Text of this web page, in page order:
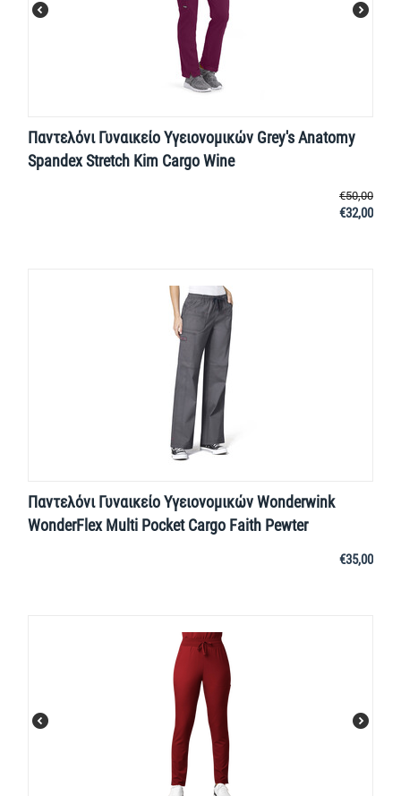
Παντελόνι Γυναικείο Υγειονομικών Grey's Anatomy
Spandex Stretch Kim Cargo Wine
€50,00
€32,00
Παντελόνι Γυναικείο Υγειονομικών Wonderwink
WonderFlex Multi Pocket Cargo Faith Pewter
€35,00